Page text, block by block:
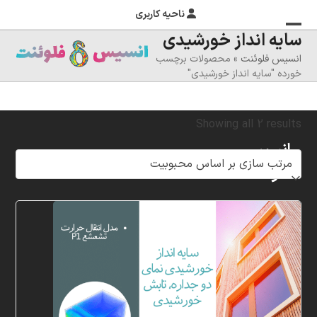
ناحیه کاربری
منوی
موبایل
را
تغییر
دهید
بستن
منوی
موبایل
سایه انداز خورشیدی
انسیس فلوئنت » محصولات برچسب
خورده "سایه انداز خورشیدی"
Showing all 2 results
by
popularity
انسیس
فلوئنت
شرکت
خلاق
پردازشگران
مهر،
متخصص
در
زمینه